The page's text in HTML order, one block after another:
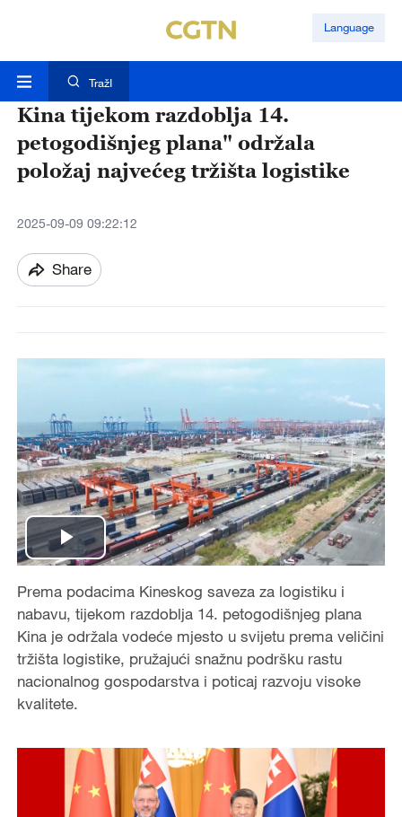
Language
TražI
Kina tijekom razdoblja 14.
petogodišnjeg plana" održala
položaj najvećeg tržišta logistike
2025-09-09 09:22:12
Share
P
l
a
y
V
d
Prema podacima Kineskog saveza za logistiku i
nabavu, tijekom razdoblja 14. petogodišnjeg plana
Kina je održala vodeće mjesto u svijetu prema veličini
tržišta logistike, pružajući snažnu podršku rastu
nacionalnog gospodarstva i poticaj razvoju visoke
kvalitete.